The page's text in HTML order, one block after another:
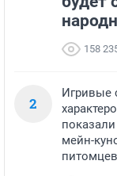
158
2
Игривые
мейн-
питомцев